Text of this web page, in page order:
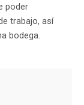
poder
trabajo, así
bodega.